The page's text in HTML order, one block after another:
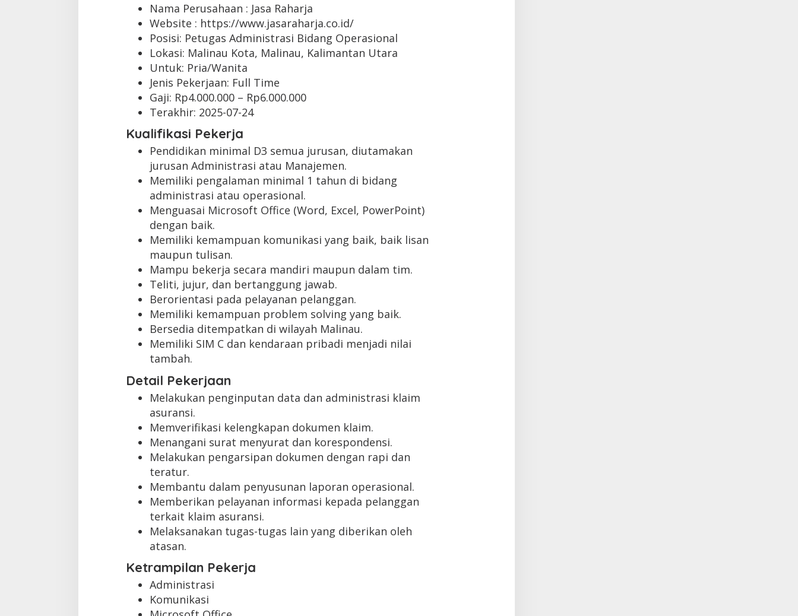
Nama Perusahaan : Jasa Raharja
Website : https://www.jasaraharja.co.id/
Posisi: Petugas Administrasi Bidang Operasional
Lokasi: Malinau Kota, Malinau, Kalimantan Utara
Untuk: Pria/Wanita
Jenis Pekerjaan: Full Time
Gaji: Rp4.000.000– Rp6.000.000
Terakhir: 2025-07-24
Kualifikasi Pekerja
Pendidikan minimal D3 semua jurusan, diutamakan
jurusan Administrasi atau Manajemen.
Memiliki pengalaman minimal 1 tahun di bidang
administrasi atau operasional.
Menguasai Microsoft Office (Word, Excel, PowerPoint)
dengan baik.
Memiliki kemampuan komunikasi yang baik, baik lisan
maupun tulisan.
Mampu bekerja secara mandiri maupun dalam tim.
Teliti, jujur, dan bertanggung jawab.
Berorientasi pada pelayanan pelanggan.
Memiliki kemampuan problem solving yang baik.
Bersedia ditempatkan di wilayah Malinau.
Memiliki SIM C dan kendaraan pribadi menjadi nilai
tambah.
Detail Pekerjaan
Melakukan penginputan data dan administrasi klaim
asuransi.
Memverifikasi kelengkapan dokumen klaim.
Menangani surat menyurat dan korespondensi.
Melakukan pengarsipan dokumen dengan rapi dan
teratur.
Membantu dalam penyusunan laporan operasional.
Memberikan pelayanan informasi kepada pelanggan
terkait klaim asuransi.
Melaksanakan tugas-tugas lain yang diberikan oleh
atasan.
Ketrampilan Pekerja
Administrasi
Komunikasi